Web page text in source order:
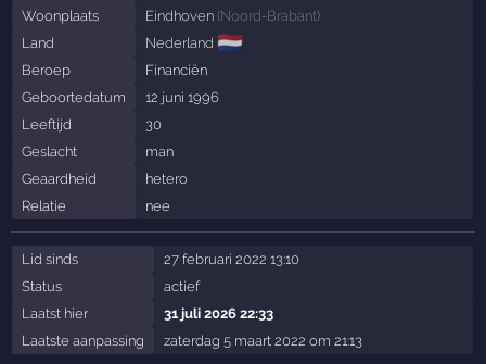
Woonplaats
Eindhoven (Noord-Brabant)
Land
Nederland 🇳🇱
Beroep
Financiën
Geboortedatum
12 juni 1996
Leeftijd
30
Geslacht
man
Geaardheid
hetero
Relatie
nee
Lid sinds
27 februari 2022 13:10
Status
actief
Laatst hier
31 juli 2026 22:33
Laatste aanpassing
zaterdag 5 maart 2022 om 21:13